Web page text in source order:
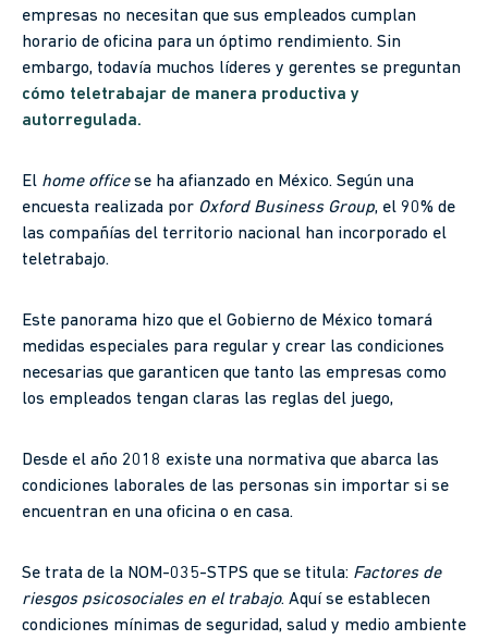
empresas no necesitan que sus empleados cumplan
horario de oficina para un óptimo rendimiento. Sin
embargo, todavía muchos líderes y gerentes se preguntan
cómo teletrabajar de manera productiva y
autorregulada.
El home officese ha afianzado en México. Según una
encuesta realizada por Oxford Business Group, el 90% de
las compañías del territorio nacional han incorporado el
teletrabajo.
Este panorama hizo que el Gobierno de México tomará
medidas especiales para regular y crear las condiciones
necesarias que garanticen que tanto las empresas como
los empleados tengan claras las reglas del juego,
Desde el año 2018 existe una normativa que abarca las
condiciones laborales de las personas sin importar si se
encuentran en una oficina o en casa.
Se trata de la NOM-035-STPS que se titula: Factores de
riesgos psicosociales en el trabajo. Aquí se establecen
condiciones mínimas de seguridad, salud y medio ambiente